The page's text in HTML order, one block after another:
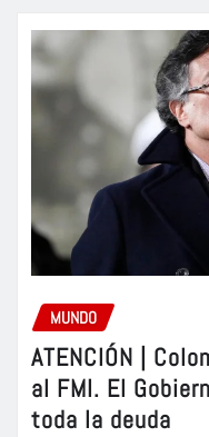
MUNDO
ATENCIÓN |
al FMI. El
toda la deuda